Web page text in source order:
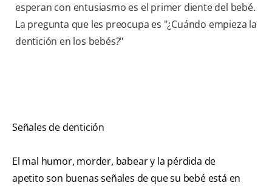
esperan con entusiasmo es el primer diente del bebé.
La pregunta que les preocupa es "¿Cuándo empieza la
dentición en los bebés?"
Señales de dentición
El mal humor, morder, babear y la pérdida de
apetito son buenas señales de que su bebé está en